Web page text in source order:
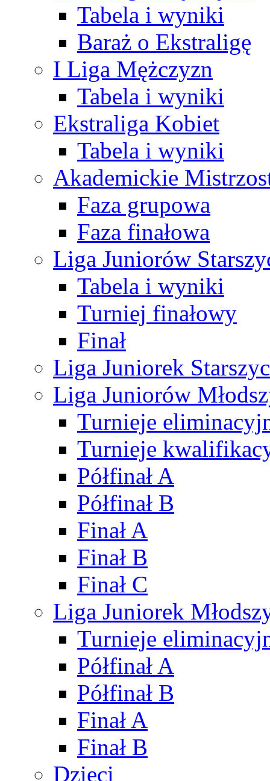
Tabela i wyniki
Baraż o Ekstraligę
I Liga Mężczyzn
Tabela i wyniki
Ekstraliga Kobiet
Tabela i wyniki
Akademickie
Faza grupowa
Faza finałowa
Liga Juniorów
Tabela i wyniki
Turniej finałowy
Finał
Liga Juniorek
Liga Juniorów
Turnieje
Turnieje
Półfinał A
Półfinał B
Finał A
Finał B
Finał C
Liga Juniorek
Turnieje
Półfinał A
Półfinał B
Finał A
Finał B
Dzieci